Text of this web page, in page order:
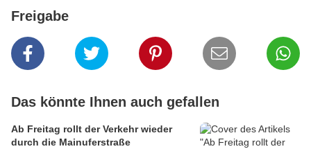
Freigabe
Das könnte Ihnen auch gefallen
Ab Freitag rollt der Verkehr wieder
durch die Mainuferstraße